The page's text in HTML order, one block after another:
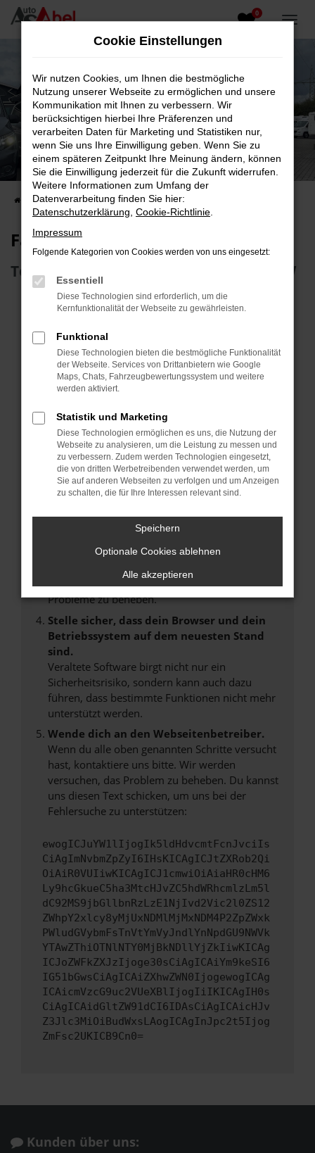
Zum
0
Fahrzeug-Showroom
Top Auswahl an Reisemobilen und PKW
Startseite Fahrzeugangebote Fahrzeugsuche
Fahrzeug-Showroom
Top Auswahl an Reisemobilen und PKW
Fehler: Network Error
Beim Laden ist ein Fehler aufgetreten.
Hier sind ein paar Tipps, die dir helfen können:
Internetverbindung.
Laden andere Webseiten, zum Beispiel deine
Suchmaschine?
Prüfe deine Browsererweiterungen.
Manche Erweiterungen, wie Werbeblocker,
können das Laden bestimmter Seiten
verhindern. Funktioniert die Seite in einem
anderen Browser oder in einem privaten
Starte dein Gerät neu.
Das kann manchmal helfen, vorübergehende
Probleme zu beheben.
Stelle sicher, dass dein Browser und dein
Betriebssystem auf dem neuesten Stand
sind.
Veraltete Software birgt nicht nur ein
Sicherheitsrisiko, sondern kann auch dazu
führen, dass bestimmte Funktionen nicht mehr
unterstützt werden.
Wende dich an den Webseitenbetreiber.
Wenn du alle oben genannten Schritte versucht
hast, kontaktiere uns bitte. Wir werden
versuchen, das Problem zu beheben. Du kannst
uns diesen Text schicken, um uns bei der
Fehlersuche zu unterstützen:
ewogICJuYW1lIjogIk5ldHdvcmtFcnJvciIs
CiAgImNvbmZpZyI6IHsKICAgICJtZXRob2Qi
OiAiR0VUIiwKICAgICJ1cmwiOiAiaHR0cHM6
Ly9hcGkueC5ha3MtcHJvZC5hdWRhcmlzLm5l
dC92MS9jbGllbnRzLzE1NjIvd2Vic2l0ZS12
ZWhpY2xlcy8yMjUxNDMlMjMxNDM4P2ZpZWxk
PWludGVybmFsTnVtYmVyJndlYnNpdGU9NWVk
YTAwZThiOTNlNTY0MjBkNDllYjZkIiwKICAg
ICJoZWFkZXJzIjoge30sCiAgICAiYm9keSI6
IG51bGwsCiAgICAiZXhwZWN0IjogewogICAg
ICAicmVzcG9uc2VUeXBlIjogIiIKICAgIH0s
CiAgICAidGltZW91dCI6IDAsCiAgICAicHJv
Z3Jlc3MiOiBudWxsLAogICAgInJpc2t5Ijog
ZmFsc2UKICB9Cn0=
Kunden über uns:
Cookie Einstellungen
Wir nutzen Cookies, um Ihnen die bestmögliche
Nutzung unserer Webseite zu ermöglichen und unsere
Kommunikation mit Ihnen zu verbessern. Wir
berücksichtigen hierbei Ihre Präferenzen und
verarbeiten Daten für Marketing und Statistiken nur,
wenn Sie uns Ihre Einwilligung geben. Wenn Sie zu
einem späteren Zeitpunkt Ihre Meinung ändern, können
Sie die Einwilligung jederzeit für die Zukunft widerrufen.
Weitere Informationen zum Umfang der
Datenverarbeitung finden Sie hier:
Datenschutzerklärung Cookie-Richtlinie
Impressum
Folgende Kategorien von Cookies werden von uns eingesetzt:
Essentiell
Diese Technologien sind erforderlich, um die
Kernfunktionalität der Webseite zu gewährleisten.
Funktional
Diese Technologien bieten die bestmögliche Funktionalität
der Webseite. Services von Drittanbietern wie Google
Maps, Chats, Fahrzeugbewertungssystem und weitere
werden aktiviert.
Statistik und Marketing
Diese Technologien ermöglichen es uns, die Nutzung der
Webseite zu analysieren, um die Leistung zu messen und
zu verbessern. Zudem werden Technologien eingesetzt,
die von dritten Werbetreibenden verwendet werden, um
Sie auf anderen Webseiten zu verfolgen und um Anzeigen
zu schalten, die für Ihre Interessen relevant sind.
Speichern
Optionale Cookies ablehnen
Alle akzeptieren